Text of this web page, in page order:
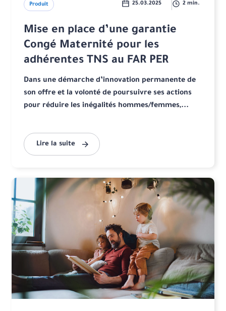
Produit 25.03.2025 2 min.
Mise en place d’une garantie
Congé Maternité pour les
adhérentes TNS au FAR PER
Dans une démarche d’innovation permanente de
son offre et la volonté de poursuivre ses actions
pour réduire les inégalités hommes/femmes,...
Lire la suite